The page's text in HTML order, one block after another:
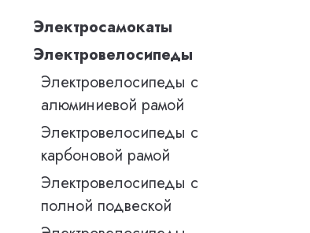
Электросамокаты
Электровелосипеды
Электровелосипеды с
алюминиевой рамой
Электровелосипеды с
карбоновой рамой
Электровелосипеды с
полной подвеской